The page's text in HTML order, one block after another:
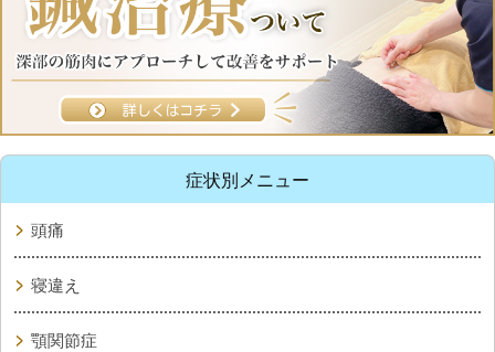
症状別メニュー
頭痛
寝違え
顎関節症